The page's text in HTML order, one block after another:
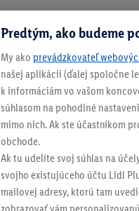
Predtým, ako budeme
My ako prevádzkovateľ
našej aplikácii (ďalej spoločne
k informáciám vo vašom
súhlasom na pohodlné
mimo nich. Ak ste účastníkom
obchode.
Ak tu udelíte svoj súhlas na
svojho existujúceho účtu Lidl
mailovej adresy, ktorú tam